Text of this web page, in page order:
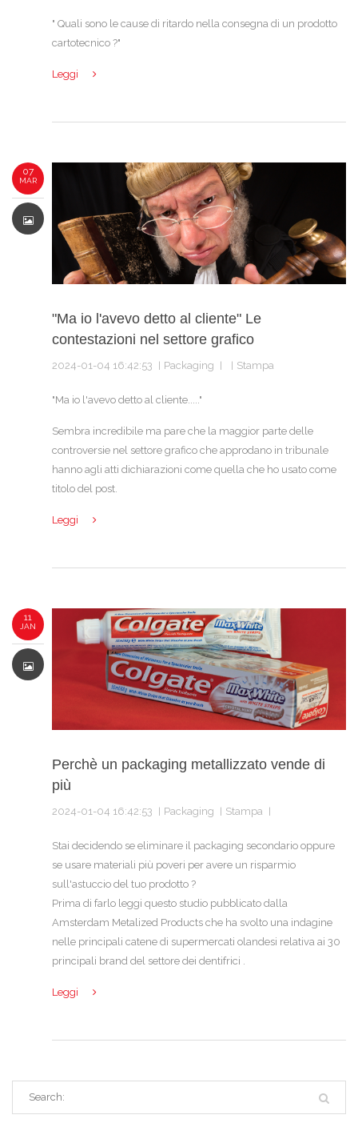
" Quali sono le cause di ritardo nella consegna di un prodotto
cartotecnico ?"
Leggi
07
MAR
"Ma io l'avevo detto al cliente" Le
contestazioni nel settore grafico
2024-01-04 16:42:53 Packaging Stampa
"Ma io l'avevo detto al cliente....."
Sembra incredibile ma pare che la maggior parte delle
controversie nel settore grafico che approdano in tribunale
hanno agli atti dichiarazioni come quella che ho usato come
titolo del post.
Leggi
11
JAN
Perchè un packaging metallizzato vende di
più
2024-01-04 16:42:53 Packaging Stampa
Stai decidendo se eliminare il packaging secondario oppure
se usare materiali più poveri per avere un risparmio
sull'astuccio del tuo prodotto ?
Prima di farlo leggi questo studio pubblicato dalla
Amsterdam Metalized Products che ha svolto una indagine
nelle principali catene di supermercati olandesi relativa ai 30
principali brand del settore dei dentifrici .
Leggi